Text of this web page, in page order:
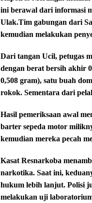
ini berawal dari informasi
Ulak.Tim gabungan dari
kemudian melakukan
Dari tangan Ucil, petugas
dengan berat bersih akhir
0,508 gram), satu buah
rokok. Sementara dari
Hasil pemeriksaan awal
barter sepeda motor
kemudian mereka pecah
Kasat Resnarkoba
narkotika. Saat ini,
hukum lebih lanjut. Polisi
melakukan uji